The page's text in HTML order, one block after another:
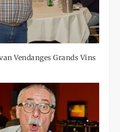
Vendanges Grands Vins